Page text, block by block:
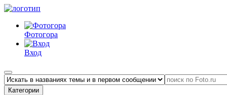
Фотогора
Вход
Категории